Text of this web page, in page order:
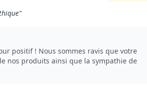
positif ! Nous sommes ravis que votre
nos produits ainsi que la sympathie de